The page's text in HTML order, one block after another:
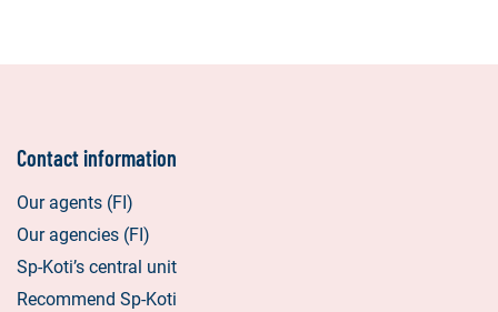
Contact information
Our agents (FI)
Our agencies (FI)
Sp-Koti’s central unit
Recommend Sp-Koti